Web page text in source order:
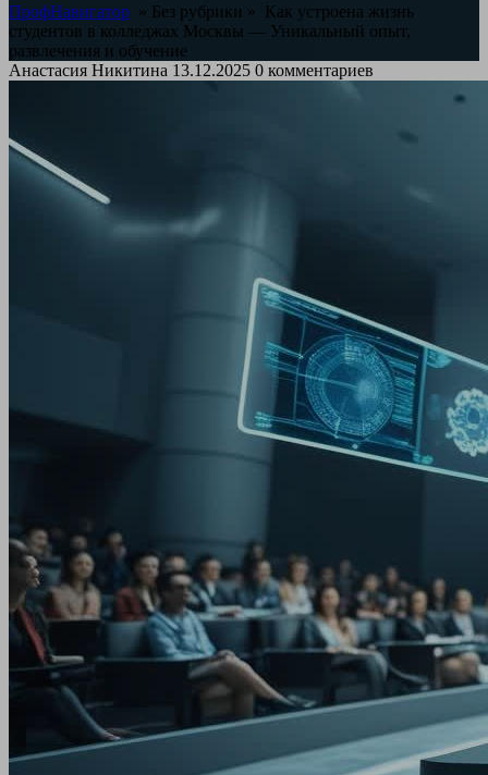
ПрофНавигатор » Без рубрики »
Как устроена жизнь
студентов в колледжах Москвы — Уникальный опыт,
развлечения и обучение
Анастасия Никитина 13.12.2025 0 комментариев